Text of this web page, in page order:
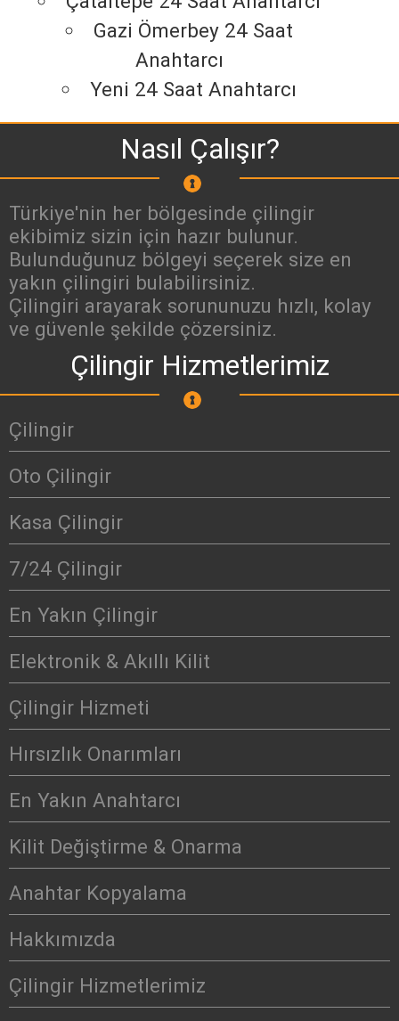
Gazi Ömerbey 24 Saat
Anahtarcı
Yeni 24 Saat Anahtarcı
Nasıl Çalışır?
Türkiye'nin her bölgesinde çilingir
ekibimiz sizin için hazır bulunur.
Bulunduğunuz bölgeyi seçerek size en
yakın çilingiri bulabilirsiniz.
Çilingiri arayarak sorununuzu hızlı, kolay
ve güvenle şekilde çözersiniz.
Çilingir Hizmetlerimiz
Çilingir
Oto Çilingir
Kasa Çilingir
7/24 Çilingir
En Yakın Çilingir
Elektronik & Akıllı Kilit
Çilingir Hizmeti
Hırsızlık Onarımları
En Yakın Anahtarcı
Kilit Değiştirme & Onarma
Anahtar Kopyalama
Hakkımızda
Çilingir Hizmetlerimiz